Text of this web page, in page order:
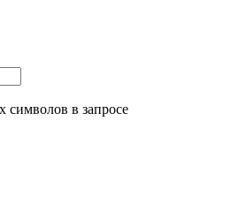
символов в запросе